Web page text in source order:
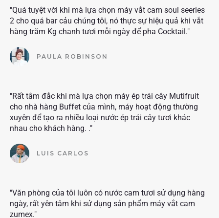
"Quá tuyệt vời khi mà lựa chọn máy vắt cam soul seeries
2 cho quá bar cảu chúng tôi, nó thực sự hiệu quả khi vắt
hàng trăm Kg chanh tươi mỗi ngày để pha Cocktail."
PAULA ROBINSON
"Rất tâm đắc khi mà lựa chọn máy ép trái cây Mutifruit
cho nhà hàng Buffet của mình, máy hoạt động thường
xuyên để tạo ra nhiều loại nước ép trái cây tươi khác
nhau cho khách hàng. ."
LUIS CARLOS
"Văn phòng của tôi luôn có nước cam tươi sử dụng hàng
ngày, rất yên tâm khi sử dụng sản phẩm máy vắt cam
zumex."